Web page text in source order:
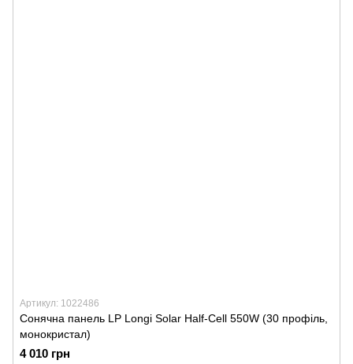
Артикул: 1022486
Сонячна панель LP Longi Solar Half-Cell 550W (30 профіль,
монокристал)
4 010 грн